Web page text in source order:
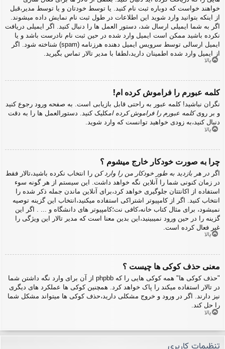
خواهند خواست که دوباره ثبت نام کنید. یا توسط خودتان و یا توسط مدیر،قبل
از اینکه بتوانید وارد شوید این اطلاعات در طول ثبت نام نمایش داده میشوند.
اگر به شما ایمیلی ارسال شد، دستور العمل ها را دنبال کنید. اگر ایمیلی دریافت
نکرده باشید ممکن است ایمیل وارد شده در حین ثبت نام نادرست باشد و یا
ایمیل ارسالی توسط سرویس ایمیل دهنده هرزنامه (spam) شناخته شود. اگر
از ایمیل وارد شده اطمینان دارید،لطفا با مدیر تالار تماس بگیرید.
بالا
کلمه عبورم را فراموش کرده ام!
نگران نباشید! کلمه عبور به راحتی قابل بازیابی است. به صفحه ورود رجوع کنید
و بر رویکلمه عبورم را فراموش کرده امکلیک کنید. دستورالعمل ها را به دقت
دنبال کنید،به زودی خواهید توانست که وارد شوید.
بالا
چرا به صورت خودکار خارج میشوم ؟
اگر در هر بازدید به طور خودکار من را وارد کن را انتخاب نکرده باشید،تالار فقط
در زمان کنونی شما را آنلاین نگه خواهد داشت. این سیستم از هر گونه سوء
استفاده از اکانتتان جلوگیری خواهد کرد،برای آنلاین ماندن جمله ذکر شده را
انتخاب کنید. اگر از کامپیوتر اشتراکی استفاده میکنید،انتخاب این گزینه توصیه
نمیشود، برای مثال کتاب خانه،کافی نت؛کامپیوتر های دانشگاه و ... . اگر این
گزینه را در حین ورود نمیبینید،این بدین معنا است که مدیر تالار این ویژگی را
غیر فعال کرده است.
بالا
معنی حذف کوکی ها چیست ؟
"حذف کوکی ها" همه کوکی هایی را که phpbb از آن برای وارد نگه داشتن شما
در تالار استفاده میکند را پاک خواهد کرد. همچنین کوکی ها عملکرد های دیگری
نیز دارند. اگر در ورود و خروج مشکلی دارید،حذف کوکی ها میتواند مشکل شما
را حل کند.
بالا
تنظیمات کاربری